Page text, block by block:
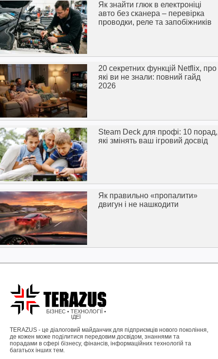
Як знайти глюк в електроніці
авто без сканера – перевірка
проводки, реле та запобіжників
20 секретних функцій Netflix, про
які ви не знали: повний гайд
2026
Steam Deck для профі: 10 порад,
які змінять ваш ігровий досвід
Як правильно «пропалити»
двигун і не нашкодити
БІЗНЕС • ТЕХНОЛОГІЇ •
ІДЕЇ
TERAZUS - це діалоговий майданчик для підприємців нового покоління,
де кожен може поділитися передовим досвідом, знаннями та
порадами в сфері бізнесу, фінансів, інформаційних технологій та
багатьох інших тем.